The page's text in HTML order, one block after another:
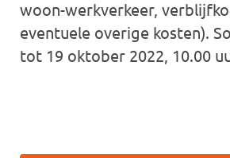
woon-werkverkeer,
eventuele overige kosten).
tot 19 oktober 2022, 10.00